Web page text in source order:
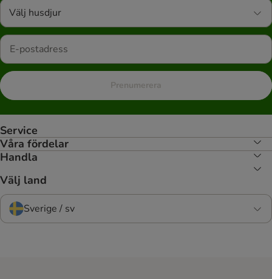
Välj husdjur
Prenumerera
Service
Våra fördelar
Handla
Välj land
Sverige / sv